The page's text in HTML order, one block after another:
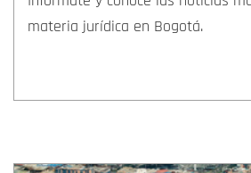
materia jurídica en Bogotá.